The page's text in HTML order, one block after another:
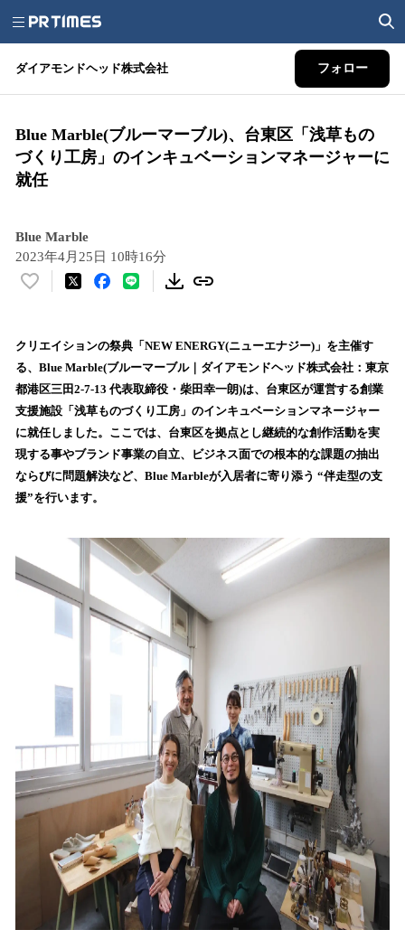
ダイアモンドヘッド株式会社 フォロー
Blue Marble(ブルーマーブル)、台東区「浅草もの
づくり工房」のインキュベーションマネージャーに
就任
Blue Marble
2023年4月25日 10時16分
い
！
数
を
読
み
込
み
中
で
クリエイションの祭典「NEW ENERGY(ニューエナジー)」を主催す
る、Blue Marble(ブルーマーブル｜ダイアモンドヘッド株式会社：東京
都港区三田2-7-13 代表取締役・柴田幸一朗)は、台東区が運営する創業
支援施設「浅草ものづくり工房」のインキュベーションマネージャー
に就任しました。ここでは、台東区を拠点とし継続的な創作活動を実
現する事やブランド事業の自立、ビジネス面での根本的な課題の抽出
ならびに問題解決など、Blue Marbleが入居者に寄り添う “伴走型の支
援”を行います。